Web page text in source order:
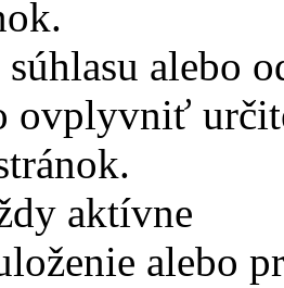
alebo
ovplyvniť
aktívne
alebo